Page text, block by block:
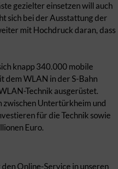
gezielter einsetzen will auch
sich bei der Ausstattung der
mit Hochdruck daran, dass
knapp 340.000 mobile
dem WLAN in der S-Bahn
Technik ausgerüstet.
zwischen Untertürkheim und
für die Technik sowie
Euro.
Online-Service in unseren